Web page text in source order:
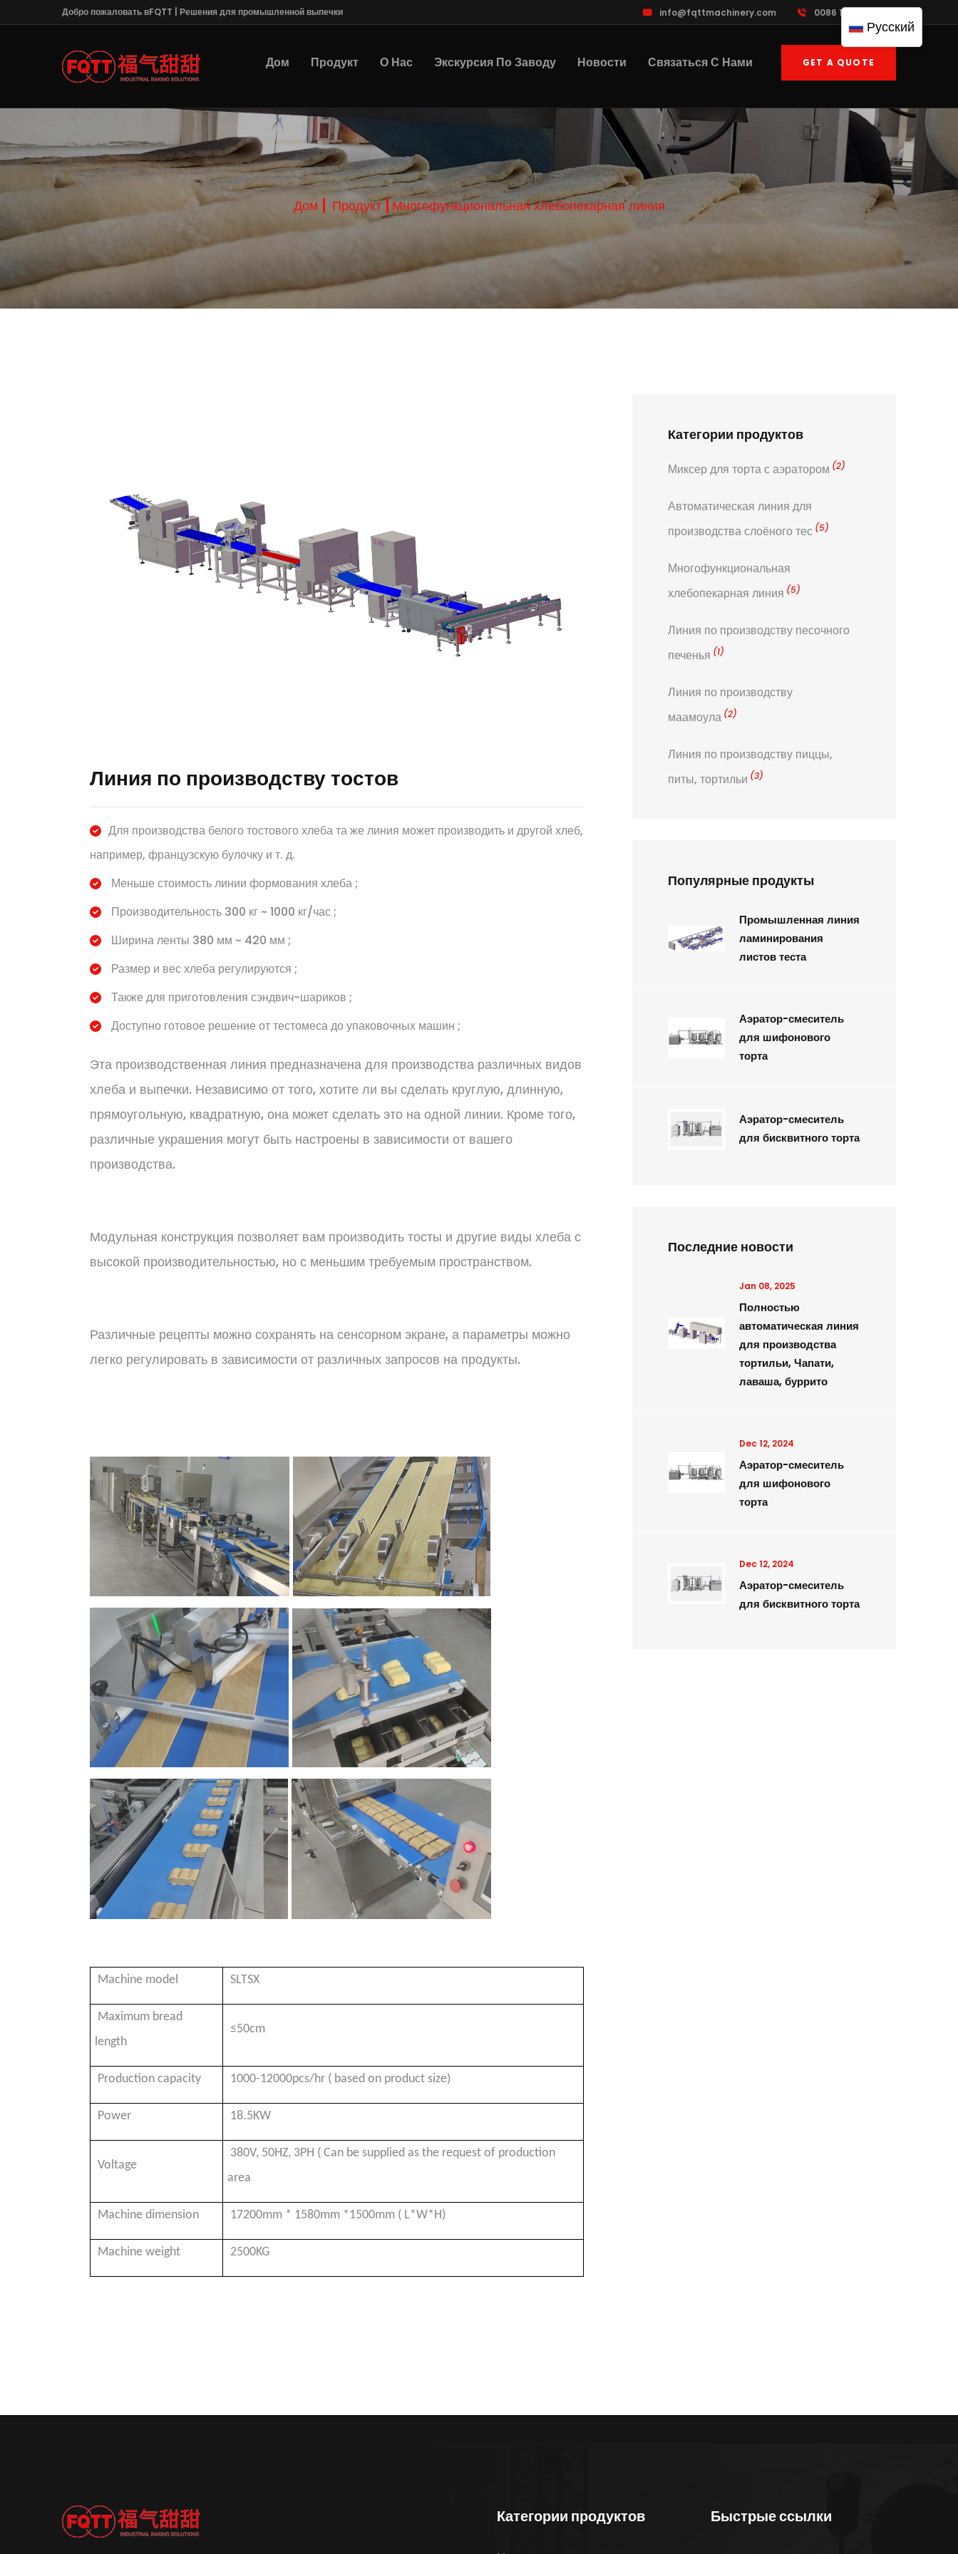
Добро пожаловать вFQTT | Решения для промышленной выпечки info@fqttmachinery.com 0086 13961822503
Дом Продукт О Нас Экскурсия По Заводу Новости Связаться С Нами GET A QUOTE
Дом Продукт Многофункциональная хлебопекарная линия
Линия по производству тостов
Для производства белого тостового хлеба та же линия может производить и другой хлеб,
например, французскую булочку и т. д.
Меньше стоимость линии формования хлеба ;
Производительность 300 кг ~ 1000 кг/час ;
Ширина ленты 380 мм ~ 420 мм ;
Размер и вес хлеба регулируются ;
Также для приготовления сэндвич-шариков ;
Доступно готовое решение от тестомеса до упаковочных машин ;
Эта производственная линия предназначена для производства различных видов
хлеба и выпечки. Независимо от того, хотите ли вы сделать круглую, длинную,
прямоугольную, квадратную, она может сделать это на одной линии. Кроме того,
различные украшения могут быть настроены в зависимости от вашего
производства.
Модульная конструкция позволяет вам производить тосты и другие виды хлеба с
высокой производительностью, но с меньшим требуемым пространством.
Различные рецепты можно сохранять на сенсорном экране, а параметры можно
легко регулировать в зависимости от различных запросов на продукты.
Machine model SLTSX
Maximum bread
length
≤50cm
Production capacity 1000-12000pcs/hr ( based on product size)
Power 18.5KW
Voltage
380V, 50HZ, 3PH ( Can be supplied as the request of production
area
Machine dimension 17200mm * 1580mm *1500mm ( L*W*H)
Machine weight 2500KG
Категории продуктов
Миксер для торта с аэратором (2)
Автоматическая линия для
производства слоёного тес (5)
Многофункциональная
хлебопекарная линия (5)
Линия по производству песочного
печенья (1)
Линия по производству
маамоула (2)
Линия по производству пиццы,
питы, тортильи (3)
Популярные продукты
Промышленная линия
ламинирования
листов теста
Аэратор-смеситель
для шифонового
торта
Аэратор-смеситель
для бисквитного торта
Последние новости
Jan 08, 2025
Полностью
автоматическая линия
для производства
тортильи, Чапати,
лаваша, буррито
Dec 12, 2024
Аэратор-смеситель
для шифонового
торта
Dec 12, 2024
Аэратор-смеситель
для бисквитного торта
Категории продуктов Быстрые ссылки
Русский